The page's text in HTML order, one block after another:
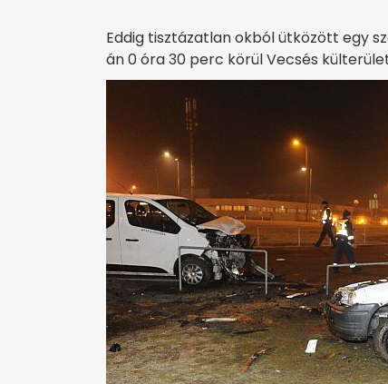
Eddig tisztázatlan okból ütközött egy
án 0 óra 30 perc körül Vecsés